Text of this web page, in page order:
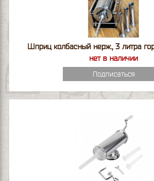
Шприц колбасный нерж., 3 литра
нет в наличии
Подписаться